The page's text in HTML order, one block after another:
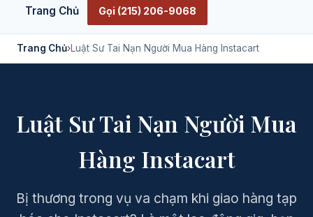
language
Trang Chủ Gọi (215) 206-9068
Trang Chủ›Luật Sư Tai Nạn Người Mua Hàng Instacart
Luật Sư Tai Nạn Người Mua
Hàng Instacart
Bị thương trong vụ va chạm khi giao hàng tạp